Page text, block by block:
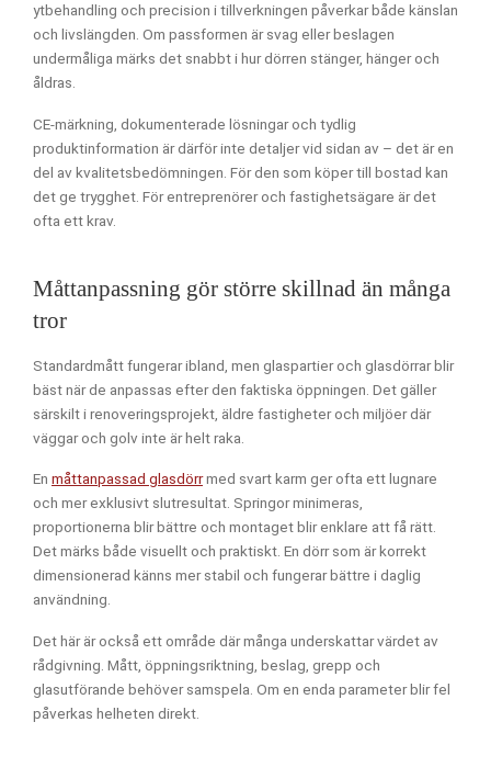
ytbehandling och precision i tillverkningen påverkar både känslan
och livslängden. Om passformen är svag eller beslagen
undermåliga märks det snabbt i hur dörren stänger, hänger och
åldras.
CE-märkning, dokumenterade lösningar och tydlig
produktinformation är därför inte detaljer vid sidan av – det är en
del av kvalitetsbedömningen. För den som köper till bostad kan
det ge trygghet. För entreprenörer och fastighetsägare är det
ofta ett krav.
Måttanpassning gör större skillnad än många
tror
Standardmått fungerar ibland, men glaspartier och glasdörrar blir
bäst när de anpassas efter den faktiska öppningen. Det gäller
särskilt i renoveringsprojekt, äldre fastigheter och miljöer där
väggar och golv inte är helt raka.
En måttanpassad glasdörrmed svart karm ger ofta ett lugnare
och mer exklusivt slutresultat. Springor minimeras,
proportionerna blir bättre och montaget blir enklare att få rätt.
Det märks både visuellt och praktiskt. En dörr som är korrekt
dimensionerad känns mer stabil och fungerar bättre i daglig
användning.
Det här är också ett område där många underskattar värdet av
rådgivning. Mått, öppningsriktning, beslag, grepp och
glasutförande behöver samspela. Om en enda parameter blir fel
påverkas helheten direkt.